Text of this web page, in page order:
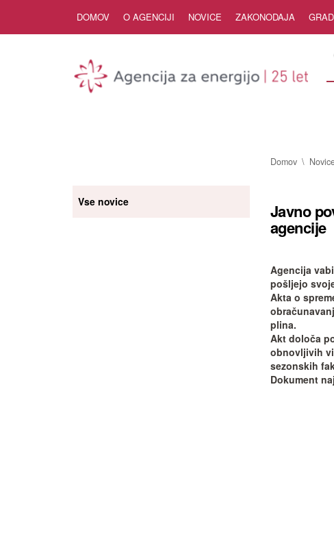
DOMOV O AGENCIJI NOVICE ZAKONODAJA
Domov
Vse novice Javno
agencije
Agencija
pošljejo
Akta o
plina.
Akt določa
obnovljivih
sezonskih
Dokument